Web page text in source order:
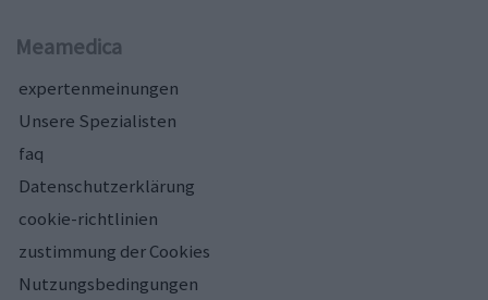
Meamedica
expertenmeinungen
Unsere Spezialisten
faq
Datenschutzerklärung
cookie-richtlinien
zustimmung der Cookies
Nutzungsbedingungen